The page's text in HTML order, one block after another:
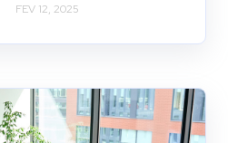
FEV 12, 2025